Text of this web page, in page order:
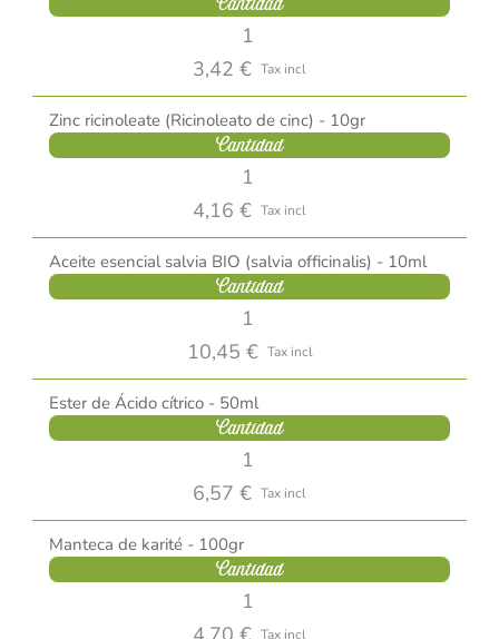
3,42 € Tax incl
Zinc ricinoleate (Ricinoleato de cinc) - 10gr
Cantidad
4,16 € Tax incl
Aceite esencial salvia BIO (salvia officinalis) - 10ml
Cantidad
10,45 € Tax incl
Ester de Ácido cítrico - 50ml
Cantidad
6,57 € Tax incl
Manteca de karité - 100gr
Cantidad
Tax incl